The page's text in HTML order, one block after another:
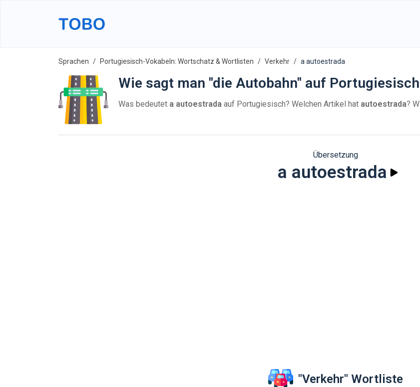
Sprachen Portugiesisch-Vokabeln: Wortschatz & Wortlisten Verkehr a autoestrada
Wie sagt man "die Autobahn" auf
Was bedeutet a autoestrada auf Portugiesisch? Welchen Artikel hat autoestrada?
Übersetzung
a autoestrada
"Verkehr" Wortliste